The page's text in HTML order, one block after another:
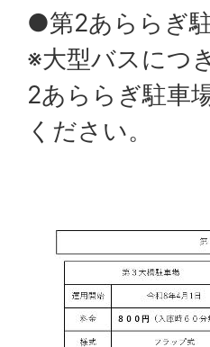
●第2あららぎ
※大型バスにつ
2あららぎ駐車
ください。